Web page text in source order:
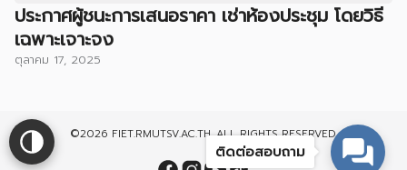
ประกาศผู้ชนะการเสนอราคา เช่าห้องประชุม โดยวิธี
เฉพาะเจาะจง
ตุลาคม 17, 2025
©2026 FIET.RMUTSV.AC.TH. ALL RIGHTS RESERVED.
ติดต่อสอบถาม